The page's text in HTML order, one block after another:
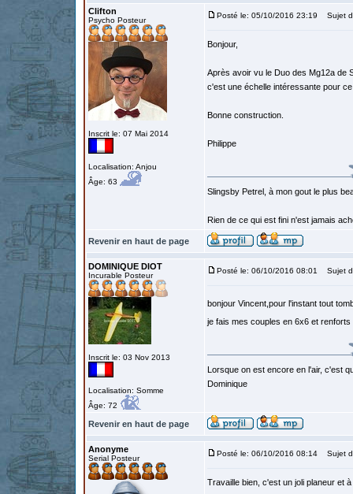
Clifton
Psycho Posteur
Inscrit le: 07 Mai 2014
Localisation: Anjou
Âge: 63
Posté le: 05/10/2016 23:19 Sujet
Bonjour,
Après avoir vu le Duo des Mg12a de
c'est une échelle intéressante pour
Bonne construction.
Philippe
Slingsby Petrel, à mon gout le plus
Rien de ce qui est fini n'est jamais
Revenir en haut de page
DOMINIQUE DIOT
Incurable Posteur
Inscrit le: 03 Nov 2013
Localisation: Somme
Âge: 72
Posté le: 06/10/2016 08:01 Sujet
bonjour Vincent,pour l'instant tout
je fais mes couples en 6x6 et
Lorsque on est encore en l'air, c'est
Dominique
Revenir en haut de page
Anonyme
Serial Posteur
Posté le: 06/10/2016 08:14 Sujet
Travaille bien, c'est un joli planeur et